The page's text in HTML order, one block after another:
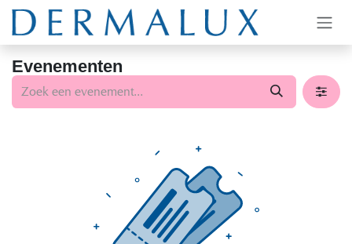
Overslaan naar inhoud
Evenementen